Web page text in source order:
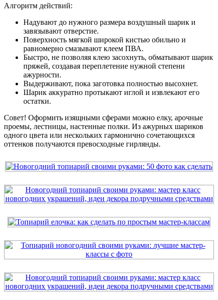
Алгоритм действий:
Надувают до нужного размера воздушный шарик и
завязывают отверстие.
Поверхность мягкой широкой кистью обильно и
равномерно смазывают клеем ПВА.
Быстро, не позволяя клею засохнуть, обматывают шарик
пряжей, создавая переплетение нужной степени
ажурности.
Выдерживают, пока заготовка полностью высохнет.
Шарик аккуратно протыкают иглой и извлекают его
остатки.
Совет! Оформить изящными сферами можно елку, арочные
проемы, лестницы, настенные полки. Из ажурных шариков
одного цвета или нескольких гармонично сочетающихся
оттенков получаются превосходные гирлянды.